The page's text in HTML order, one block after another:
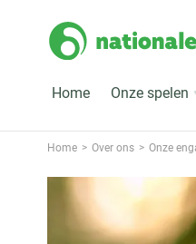
Home Onze spelen
Home Over ons Onze